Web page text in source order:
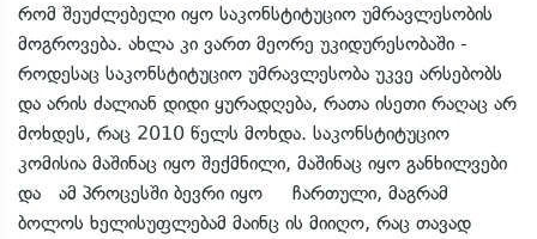
რომ შეუძლებელი იყო საკონსტიტუციო უმრავლესობის
მოგროვება. ახლა კი ვართ მეორე უკიდურესობაში -
როდესაც საკონსტიტუციო უმრავლესობა უკვე არსებობს
და არის ძალიან დიდი ყურადღება, რათა ისეთი რაღაც არ
მოხდეს, რაც 2010 წელს მოხდა. საკონსტიტუციო
კომისია მაშინაც იყო შექმნილი, მაშინაც იყო განხილვები
და ამ პროცესში ბევრი იყო ჩართული, მაგრამ
ბოლოს ხელისუფლებამ მაინც ის მიიღო, რაც თავად